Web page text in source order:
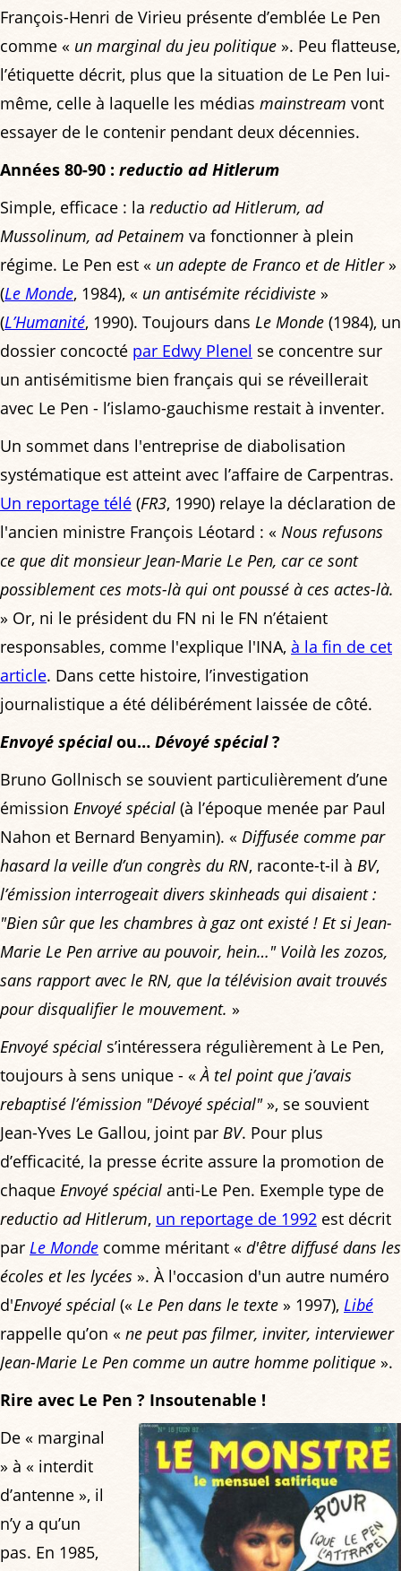
François-Henri de Virieu présente d’emblée Le Pen
comme « un marginal du jeu politique ». Peu flatteuse,
l’étiquette décrit, plus que la situation de Le Pen lui-
même, celle à laquelle les médias mainstream vont
essayer de le contenir pendant deux décennies.
Années 80-90 : reductio ad Hitlerum
Simple, efficace : la reductio ad Hitlerum, ad
Mussolinum, ad Petainem va fonctionner à plein
régime. Le Pen est « un adepte de Franco et de Hitler»
(Le Monde, 1984), « un antisémite récidiviste »
(L’Humanité, 1990). Toujours dans Le Monde (1984), un
dossier concocté par Edwy Plenel se concentre sur
un antisémitisme bien français qui se réveillerait
avec Le Pen - l’islamo-gauchisme restait à inventer.
Un sommet dans l'entreprise de diabolisation
systématique est atteint avec l’affaire de Carpentras.
Un reportage télé (FR3, 1990) relaye la déclaration de
l'ancien ministre François Léotard : « Nous refusons
ce que dit monsieur Jean-Marie Le Pen, car ce sont
possiblement ces mots-là qui ont poussé à ces actes-là.
» Or, ni le président du FN ni le FN n’étaient
responsables, comme l'explique l'INA, à la fin de cet
article. Dans cette histoire, l’investigation
journalistique a été délibérément laissée de côté.
Envoyé spécialou… Dévoyé spécial?
Bruno Gollnisch se souvient particulièrement d’une
émission Envoyé spécial (à l’époque menée par Paul
Nahon et Bernard Benyamin). « Diffusée comme par
hasard la veille d’un congrès du RN, raconte-t-il à BV,
l’émission interrogeait divers skinheads qui disaient :
"Bien sûr que les chambres à gaz ont existé ! Et si Jean-
Marie Le Pen arrive au pouvoir, hein…" Voilà les zozos,
sans rapport avec le RN, que la télévision avait trouvés
pour disqualifier le mouvement. »
Envoyé spécial s’intéressera régulièrement à Le Pen,
toujours à sens unique - «À tel point que j’avais
rebaptisé l’émission "Dévoyé spécial"», se souvient
Jean-Yves Le Gallou, joint par BV. Pour plus
d’efficacité, la presse écrite assure la promotion de
chaque Envoyé spécial anti-Le Pen. Exemple type de
reductio ad Hitlerum, un reportage de 1992 est décrit
par Le Monde comme méritant « d'être diffusé dans les
écoles et les lycées ». À l'occasion d'un autre numéro
d'Envoyé spécial (« Le Pen dans le texte » 1997), Libé
rappelle qu’on « ne peut pas filmer, inviter, interviewer
Jean-Marie Le Pen comme un autre homme politique ».
Rire avec Le Pen ? Insoutenable !
De « marginal
» à « interdit
d’antenne », il
n’y a qu’un
pas. En 1985,